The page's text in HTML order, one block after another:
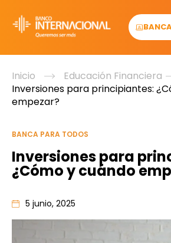
content
Inicio
Educación Financiera
Inversiones para principiantes:
empezar?
BANCA PARA TODOS
Inversiones para
¿Cómo y cuándo
5 junio, 2025